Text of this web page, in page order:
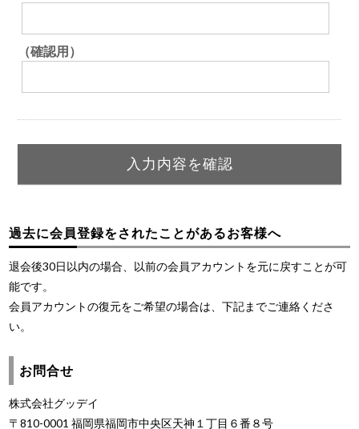
（確認用）
過去に会員登録をされたことがあるお客様へ
退会後30日以内の場合、以前の会員アカウントを元に戻すことが可
能です。
会員アカウントの復元をご希望の場合は、下記までご連絡くださ
い。
お問合せ
株式会社グッデイ
〒810-0001 福岡県福岡市中央区天神１丁目６番８号